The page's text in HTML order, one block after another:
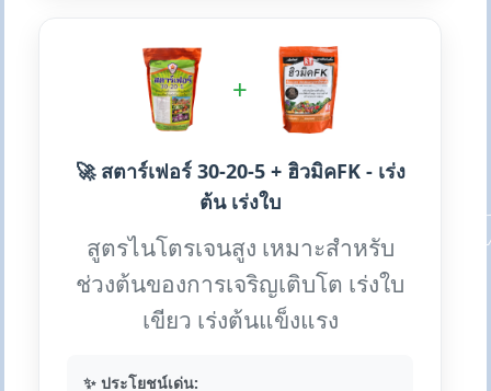
+
🚀 สตาร์เฟอร์ 30-20-5 + ฮิวมิคFK - เร่ง
ต้น เร่งใบ
สูตรไนโตรเจนสูง เหมาะสำหรับ
ช่วงต้นของการเจริญเติบโต เร่งใบ
เขียว เร่งต้นแข็งแรง
✨ ประโยชน์เด่น: